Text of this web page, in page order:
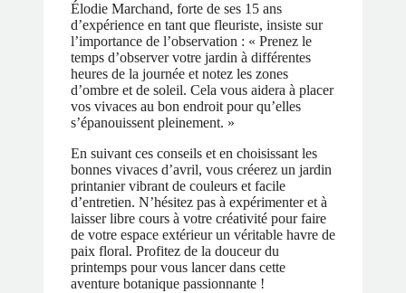
Élodie Marchand, forte de ses 15 ans
d’expérience en tant que fleuriste, insiste sur
l’importance de l’observation : « Prenez le
temps d’observer votre jardin à différentes
heures de la journée et notez les zones
d’ombre et de soleil. Cela vous aidera à placer
vos vivaces au bon endroit pour qu’elles
s’épanouissent pleinement. »
En suivant ces conseils et en choisissant les
bonnes vivaces d’avril, vous créerez un jardin
printanier vibrant de couleurs et facile
d’entretien. N’hésitez pas à expérimenter et à
laisser libre cours à votre créativité pour faire
de votre espace extérieur un véritable havre de
paix floral. Profitez de la douceur du
printemps pour vous lancer dans cette
aventure botanique passionnante !